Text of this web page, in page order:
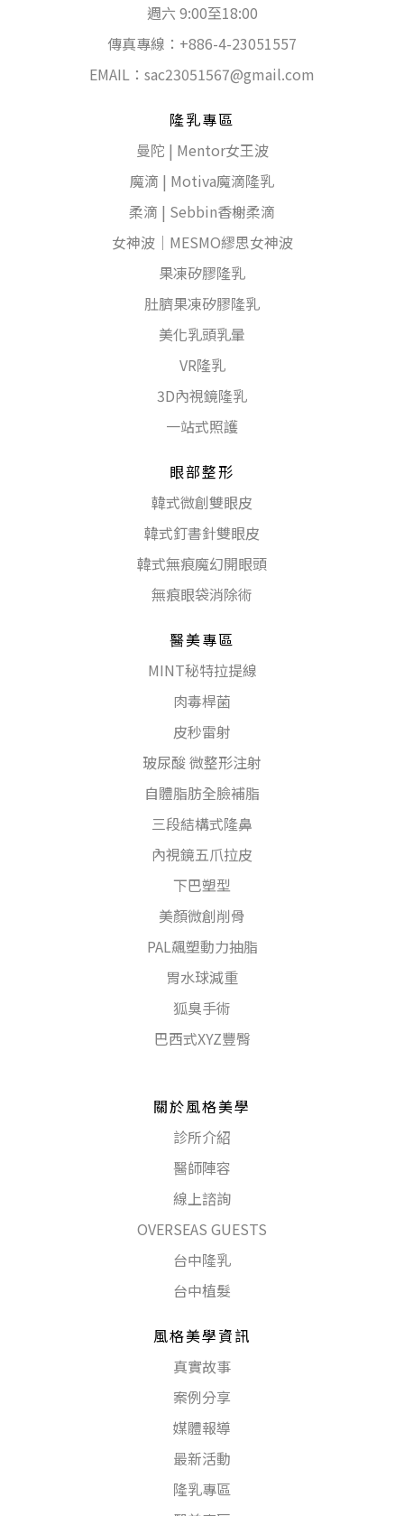
週六 9:00至18:00
傳真專線：+886-4-23051557
EMAIL： sac23051567@gmail.com
隆乳專區
曼陀 | Mentor女王波
魔滴 | Motiva魔滴隆乳
柔滴 | Sebbin香榭柔滴
女神波｜MESMO繆思女神波
果凍矽膠隆乳
肚臍果凍矽膠隆乳
美化乳頭乳暈
VR隆乳
3D內視鏡隆乳
一站式照護
眼部整形
韓式微創雙眼皮
韓式釘書針雙眼皮
韓式無痕魔幻開眼頭
無痕眼袋消除術
醫美專區
MINT秘特拉提線
肉毒桿菌
皮秒雷射
玻尿酸 微整形注射
自體脂肪全臉補脂
三段結構式隆鼻
內視鏡五爪拉皮
下巴塑型
美顏微創削骨
PAL飆塑動力抽脂
胃水球減重
狐臭手術
巴西式XYZ豐臀
關於風格美學
診所介紹
醫師陣容
線上諮詢
OVERSEAS GUESTS
台中隆乳
台中植髮
風格美學資訊
真實故事
案例分享
媒體報導
最新活動
隆乳專區